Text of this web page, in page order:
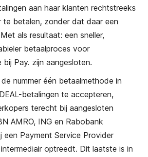
aan haar klanten rechtstreeks
te betalen, zonder dat daar een
als resultaat: een sneller,
betaalproces voor
bij Pay. zijn aangesloten.
de nummer één betaalmethode in
betalingen te accepteren,
terecht bij aangesloten
AMRO, ING en Rabobank
een Payment Service Provider
optreedt. Dit laatste is in